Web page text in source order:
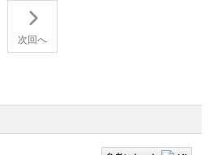
次回へ